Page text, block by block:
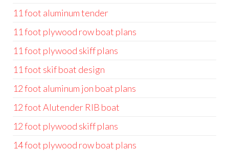
11 foot aluminum tender
11 foot plywood row boat plans
11 foot plywood skiff plans
11 foot skif boat design
12 foot aluminum jon boat plans
12 foot Alutender RIB boat
12 foot plywood skiff plans
14 foot plywood row boat plans